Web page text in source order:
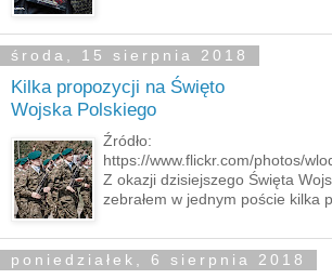
środa, 15 sierpnia 2018
Kilka propozycji na Święto
Wojska Polskiego
Źródło:
https://www.flickr.com/photos/
Z okazji dzisiejszego Święta
zebrałem w jednym poście kilka
poniedziałek, 6 sierpnia 2018